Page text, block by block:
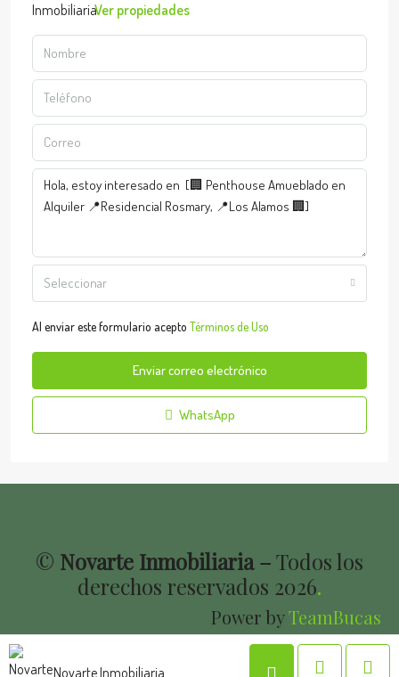
Ver propiedades
Seleccionar
Al enviar este formulario acepto Términos de Uso
Enviar correo electrónico
WhatsApp
Novarte Inmobiliaria
© Novarte Inmobiliaria –Todos los
derechos reservados 2026.
Power byTeamBucas